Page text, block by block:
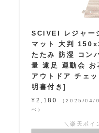
SCIVEI レジャー
マット 大判
たたみ 防湿 コン
量 遠足 運動会 お
アウトドア チェ
明書付き]
¥2,180
（2025/04/
べ）
＼楽天ポイ